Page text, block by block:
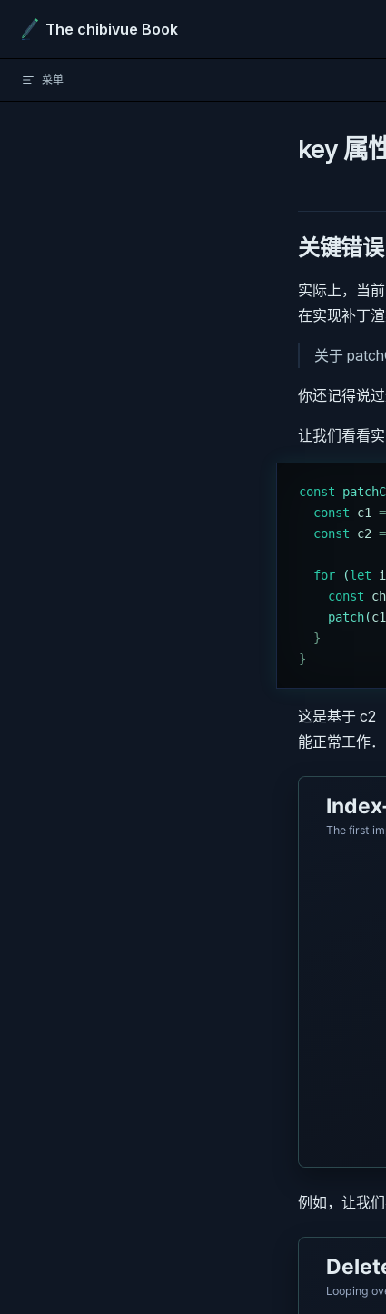
Skip to content
The chibivue Book
菜单
key 属
关键错误
实际上，当
在实现补丁渲
关于
你还记得说过
让我们看看
const
  const
c1 =
  const
c2 =
  for
(let i
    const
    patch
(c1
  }
}
这是基于 c2
能正常工作．
例如，让我